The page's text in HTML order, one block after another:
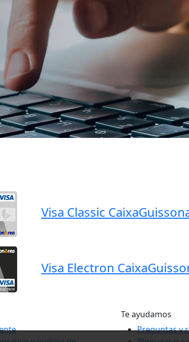
Visa Classic
Visa Electron
Te ayudamos
Preguntas y